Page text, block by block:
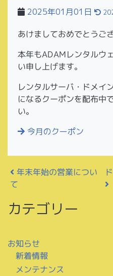
2025年01月01日
あけましておめでとうご
本年もADAMレンタルウ
い申し上げます。
レンタルサーバ・ドメイ
になるクーポンを配布中
い。
今月のクーポン
投稿ナビゲ
年末年始の営業につい
て
カテゴリー
お知らせ
新着情報
メンテナンス